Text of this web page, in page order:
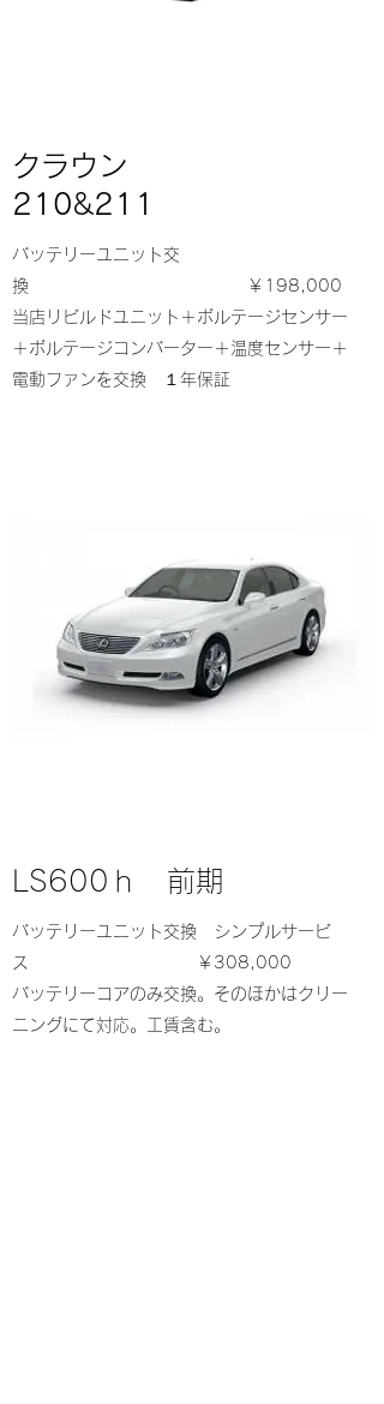
クラウン
210&211
バッテリーユニット交
換 ￥198,000
当店リビルドユニット＋ボルテージセンサー
＋ボルテージコンバーター＋温度センサー＋
電動ファンを交換 １年保証
LS600ｈ 前期
バッテリーユニット交換 シンプルサービ
ス ￥308,000
バッテリーコアのみ交換。そのほかはクリー
ニングにて対応。工賃含む。